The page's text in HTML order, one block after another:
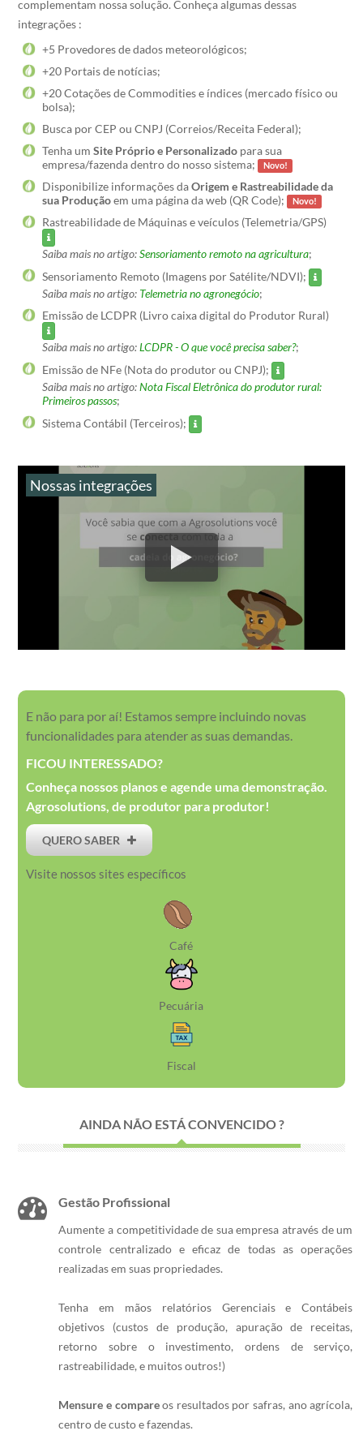
complementam nossa solução. Conheça algumas dessas
integrações :
+5 Provedores de dados meteorológicos;
+20 Portais de notícias;
+20 Cotações de Commodities e índices (mercado físico ou
bolsa);
Busca por CEP ou CNPJ (Correios/Receita Federal);
Tenha umSite Próprio e Personalizado para sua
empresa/fazenda dentro do nosso sistema; Novo!
Disponibilize informações daOrigem e Rastreabilidade da
sua Produçãoem uma página da web (QR Code); Novo!
Rastreabilidade de Máquinas e veículos (Telemetria/GPS)
Saiba mais no artigo:Sensoriamento remoto na agricultura;
Sensoriamento Remoto (Imagens por Satélite/NDVI);
Saiba mais no artigo: Telemetria no agronegócio;
Emissão de LCDPR (Livro caixa digital do Produtor Rural)
Saiba mais no artigo:LCDPR - O que você precisa saber?;
Emissão de NFe (Nota do produtor ou CNPJ);
Saiba mais no artigo:Nota Fiscal Eletrônica do produtor rural:
Primeiros passos;
Sistema Contábil (Terceiros);
Nossas integrações
E não para por aí! Estamos sempre incluindo novas
funcionalidades para atender as suas demandas.
FICOU INTERESSADO?
Conheça nossos planos e agende uma demonstração.
Agrosolutions, de produtor para produtor!
QUERO SABER
Visite nossos sites específicos
Café
Pecuária
Fiscal
AINDA NÃO ESTÁ CONVENCIDO ?
Gestão Profissional
Aumente a competitividade de sua empresa através de um
controle centralizado e eficaz de todas as operações
realizadas em suas propriedades.
Tenha em mãos relatórios Gerenciais e Contábeis
objetivos (custos de produção, apuração de receitas,
retorno sobre o investimento, ordens de serviço,
rastreabilidade, e muitos outros!)
Mensure e compareos resultados por safras, ano agrícola,
centro de custo e fazendas.